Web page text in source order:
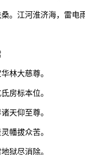
。江河淮济海，雷电
林大慈尊。
房标本位。
天仰至尊。
幡拔众苦。
狱尽消除。